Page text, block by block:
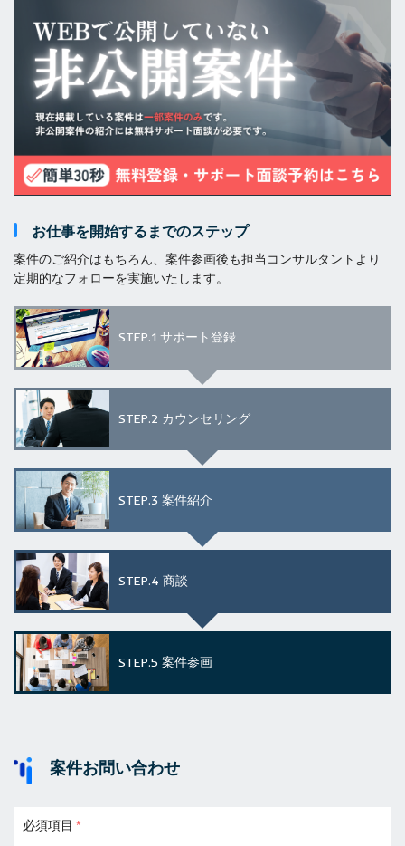
お仕事を開始するまでのステップ
案件のご紹介はもちろん、案件参画後も担当コンサルタントより
定期的なフォローを実施いたします。
STEP.1 サポート登録
STEP.2 カウンセリング
STEP.3 案件紹介
STEP.4 商談
STEP.5 案件参画
案件お問い合わせ
必須項目